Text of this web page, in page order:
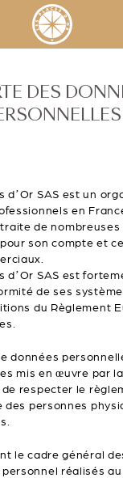
DES
d’Or SAS est un
en
de nombreuses
son compte et
d’Or SAS est
de ses
du Règlement
données
mis en œuvre par
de respecter le
des personnes
le cadre général
réalisés